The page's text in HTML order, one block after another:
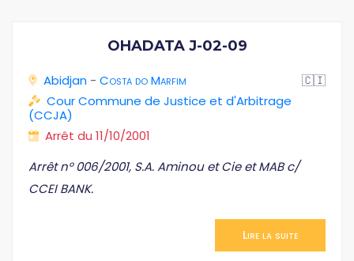
OHADATA J-02-09
Abidjan - Costa do Marfim
🇨🇮
Cour Commune de Justice et d'Arbitrage
(CCJA)
Arrêt du 11/10/2001
Arrêt n° 006/2001, S.A. Aminou et Cie et MAB c/
CCEI BANK.
Lire la suite